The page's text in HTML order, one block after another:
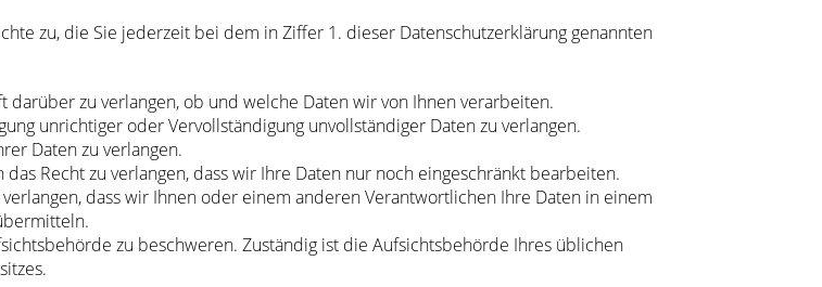
zu, die Sie jederzeit bei dem in Ziffer 1. dieser Datenschutzerklärung genannten
darüber zu verlangen, ob und welche Daten wir von Ihnen verarbeiten.
unrichtiger oder Vervollständigung unvollständiger Daten zu verlangen.
Daten zu verlangen.
Recht zu verlangen, dass wir Ihre Daten nur noch eingeschränkt bearbeiten.
verlangen, dass wir Ihnen oder einem anderen Verantwortlichen Ihre Daten in einem
zu beschweren. Zuständig ist die Aufsichtsbehörde Ihres üblichen